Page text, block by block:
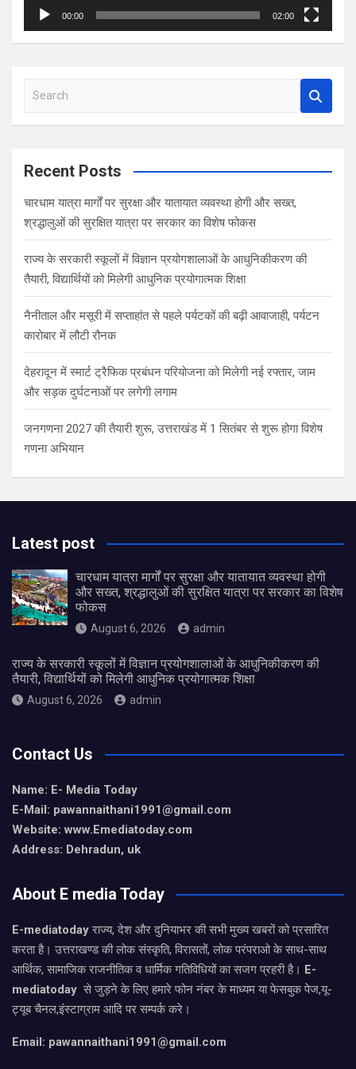
00:00 02:00
a
c
Recent Posts
चारधाम यात्रा मार्गों पर सुरक्षा और यातायात व्यवस्था होगी और सख्त,
श्रद्धालुओं की सुरक्षित यात्रा पर सरकार का विशेष फोकस
राज्य के सरकारी स्कूलों में विज्ञान प्रयोगशालाओं के आधुनिकीकरण की
तैयारी, विद्यार्थियों को मिलेगी आधुनिक प्रयोगात्मक शिक्षा
नैनीताल और मसूरी में सप्ताहांत से पहले पर्यटकों की बढ़ी आवाजाही, पर्यटन
कारोबार में लौटी रौनक
देहरादून में स्मार्ट ट्रैफिक प्रबंधन परियोजना को मिलेगी नई रफ्तार, जाम
और सड़क दुर्घटनाओं पर लगेगी लगाम
जनगणना 2027 की तैयारी शुरू, उत्तराखंड में 1 सितंबर से शुरू होगा विशेष
गणना अभियान
Latest post
चारधाम यात्रा मार्गों पर सुरक्षा और यातायात व्यवस्था होगी
और सख्त, श्रद्धालुओं की सुरक्षित यात्रा पर सरकार का विशेष
फोकस
August 6, 2026 admin
राज्य के सरकारी स्कूलों में विज्ञान प्रयोगशालाओं के आधुनिकीकरण की
तैयारी, विद्यार्थियों को मिलेगी आधुनिक प्रयोगात्मक शिक्षा
August 6, 2026 admin
Contact Us
Name: E- Media Today
E-Mail: pawannaithani1991@gmail.com
Website: www.Emediatoday.com
Address: Dehradun, uk
About E media Today
E-mediatodayराज्य, देश और दुनियाभर की सभी मुख्य खबरों को प्रसारित
करता है। उत्तराखण्ड की लोक संस्कृति, विरासतों, लोक परंपराओ के साथ-साथ
आर्थिक, सामाजिक राजनीतिक व धार्मिक गतिविधियों का सजग प्रहरी है। E-
mediatoday से जुड़ने के लिए हमारे फोन नंबर के माध्यम या फेसबुक पेज,यू-
ट्यूब चैनल,इंस्टाग्राम आदि पर सम्पर्क करे।
Email: pawannaithani1991@gmail.com